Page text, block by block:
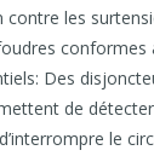
contre les
conformes
Des
de
le